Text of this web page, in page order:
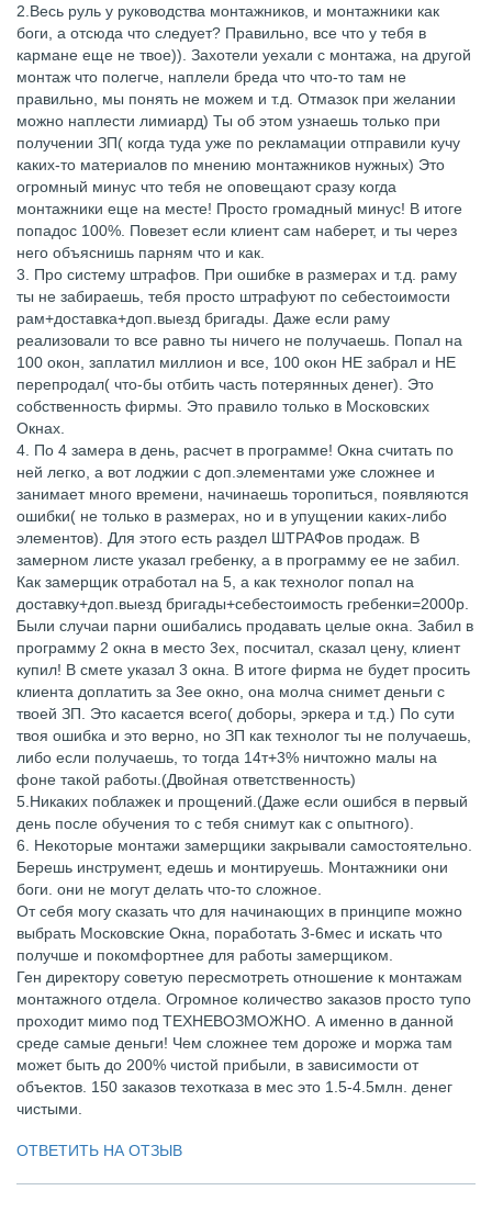
2.Весь руль у руководства монтажников, и монтажники как
боги, а отсюда что следует? Правильно, все что у тебя в
кармане еще не твое)). Захотели уехали с монтажа, на другой
монтаж что полегче, наплели бреда что что-то там не
правильно, мы понять не можем и т.д. Отмазок при желании
можно наплести лимиард) Ты об этом узнаешь только при
получении ЗП( когда туда уже по рекламации отправили кучу
каких-то материалов по мнению монтажников нужных) Это
огромный минус что тебя не оповещают сразу когда
монтажники еще на месте! Просто громадный минус! В итоге
попадос 100%. Повезет если клиент сам наберет, и ты через
него объяснишь парням что и как.
3. Про систему штрафов. При ошибке в размерах и т.д. раму
ты не забираешь, тебя просто штрафуют по себестоимости
рам+доставка+доп.выезд бригады. Даже если раму
реализовали то все равно ты ничего не получаешь. Попал на
100 окон, заплатил миллион и все, 100 окон НЕ забрал и НЕ
перепродал( что-бы отбить часть потерянных денег). Это
собственность фирмы. Это правило только в Московских
Окнах.
4. По 4 замера в день, расчет в программе! Окна считать по
ней легко, а вот лоджии с доп.элементами уже сложнее и
занимает много времени, начинаешь торопиться, появляются
ошибки( не только в размерах, но и в упущении каких-либо
элементов). Для этого есть раздел ШТРАФов продаж. В
замерном листе указал гребенку, а в программу ее не забил.
Как замерщик отработал на 5, а как технолог попал на
доставку+доп.выезд бригады+себестоимость гребенки=2000р.
Были случаи парни ошибались продавать целые окна. Забил в
программу 2 окна в место 3ех, посчитал, сказал цену, клиент
купил! В смете указал 3 окна. В итоге фирма не будет просить
клиента доплатить за 3ее окно, она молча снимет деньги с
твоей ЗП. Это касается всего( доборы, эркера и т.д.) По сути
твоя ошибка и это верно, но ЗП как технолог ты не получаешь,
либо если получаешь, то тогда 14т+3% ничтожно малы на
фоне такой работы.(Двойная ответственность)
5.Никаких поблажек и прощений.(Даже если ошибся в первый
день после обучения то с тебя снимут как с опытного).
6. Некоторые монтажи замерщики закрывали самостоятельно.
Берешь инструмент, едешь и монтируешь. Монтажники они
боги. они не могут делать что-то сложное.
От себя могу сказать что для начинающих в принципе можно
выбрать Московские Окна, поработать 3-6мес и искать что
получше и покомфортнее для работы замерщиком.
Ген директору советую пересмотреть отношение к монтажам
монтажного отдела. Огромное количество заказов просто тупо
проходит мимо под ТЕХНЕВОЗМОЖНО. А именно в данной
среде самые деньги! Чем сложнее тем дороже и моржа там
может быть до 200% чистой прибыли, в зависимости от
объектов. 150 заказов техотказа в мес это 1.5-4.5млн. денег
чистыми.
ОТВЕТИТЬ НА ОТЗЫВ